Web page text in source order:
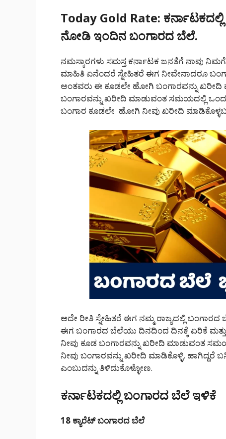
Today Gold Rate:
ನೋಡಿ ಇಂದಿನ ಬಂಗಾರದ ಬೆಲೆ.
ನಮಸ್ಕಾರಗಳು ಸಮಸ್ತ ಕರ್ನಾಟಕ ಜನತೆಗೆ ನಾವು
ಮಾಹಿತಿ ಏನೆಂದರೆ ಸ್ನೇಹಿತರೆ ಈಗ ನೀವೇನಾದರೂ
ಅಂತವರು ಈ ಕೂಡಲೇ ಹೋಗಿ ಬಂಗಾರವನ್ನು ಖರೀದಿ
ಬಂಗಾರವನ್ನು ಖರೀದಿ ಮಾಡುವಂತ ಸಮಯದಲ್ಲಿ
ಬಂಗಾರ ಕೂಡಲೇ ಹೋಗಿ ನೀವು ಖರೀದಿ
ಅದೇ ರೀತಿ ಸ್ನೇಹಿತರೆ ಈಗ ನಮ್ಮ ರಾಜ್ಯದಲ್ಲಿ
ಈಗ ಬಂಗಾರದ ಬೆಲೆಯು ದಿನದಿಂದ ದಿನಕ್ಕೆ ಏರಿಕೆ ಮತ್ತು
ನೀವು ಕೂಡ ಬಂಗಾರವನ್ನು ಖರೀದಿ ಮಾಡುವಂತ
ನೀವು ಬಂಗಾರವನ್ನು ಖರೀದಿ ಮಾಡಿಕೊಳ್ಳಿ. ಹಾಗಿದ್ದರೆ
ಎಂಬುದನ್ನು ತಿಳಿದುಕೊಳ್ಳೋಣ.
ಕರ್ನಾಟಕದಲ್ಲಿ ಬಂಗಾರದ ಬೆಲೆ ಇಳಿಕೆ
18 ಕ್ಯಾರೆಟ್ ಬಂಗಾರದ ಬೆಲೆ